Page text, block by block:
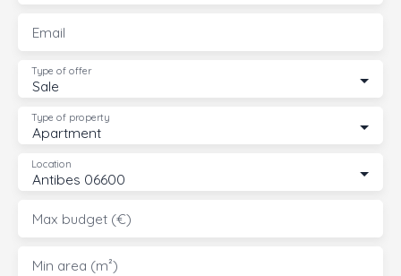
Email
Sale
Type of offer
Apartment
Type of property
Antibes 06600
Location
Max budget (€)
Min area (m²)